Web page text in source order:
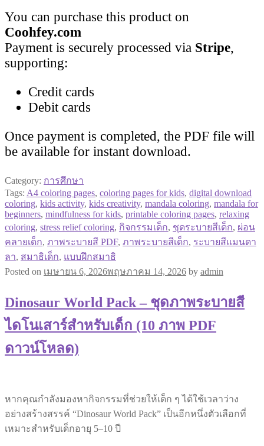
You can purchase this product on
Coohfey.com
Payment is securely processed via Stripe,
supporting:
Credit cards
Debit cards
Once payment is completed, the PDF file will
be available for instant download.
Category: การศึกษา
Tags: A4 coloring pages, coloring pages for kids, digital download
coloring, kids activity, kids creativity, mandala coloring, mandala for
beginners, mindfulness for kids, printable coloring pages, relaxing
coloring, stress relief coloring, กิจกรรมเด็ก, ชุดระบายสีเด็ก, ผ่อน
คลายเด็ก, ภาพระบายสี PDF, ภาพระบายสีเด็ก, ระบายสีแมนดา
ลา, สมาธิเด็ก, แบบฝึกสมาธิ
Posted on เมษายน 6, 2026พฤษภาคม 14, 2026 by admin
Dinosaur World Pack – ชุดภาพระบายสี
ไดโนเสาร์สำหรับเด็ก (10 ภาพ PDF
ดาวน์โหลด)
หากคุณกำลังมองหากิจกรรมที่ช่วยให้เด็ก ๆ ได้ใช้เวลาว่าง
อย่างสร้างสรรค์ “Dinosaur World Pack” เป็นอีกหนึ่งตัวเลือกที่
เหมาะสำหรับเด็กอายุ 5–10 ปี